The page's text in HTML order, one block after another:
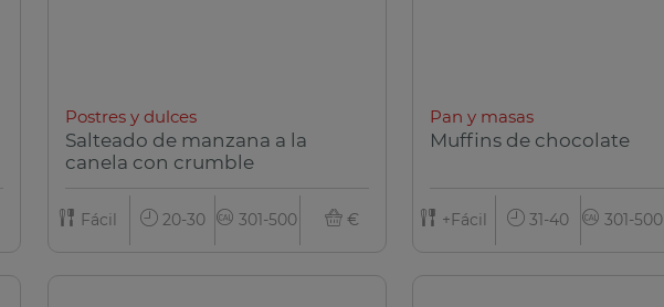
Postres y dulces
Salteado de manzana a la
canela con crumble
Fácil 20-30 301-500 €
Pan y masas
Muffins de chocolate
+Fácil 31-40 301-500